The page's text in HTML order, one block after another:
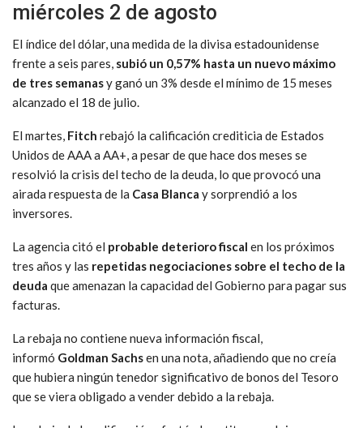
miércoles 2 de agosto
El índice del dólar, una medida de la divisa estadounidense
frente a seis pares, subió un 0,57% hasta un nuevo máximo
de tres semanasy ganó un 3% desde el mínimo de 15 meses
alcanzado el 18 de julio.
El martes, Fitch rebajó la calificación crediticia de Estados
Unidos de AAA a AA+, a pesar de que hace dos meses se
resolvió la crisis del techo de la deuda, lo que provocó una
airada respuesta de la Casa Blanca y sorprendió a los
inversores.
La agencia citó el probable deterioro fiscal en los próximos
tres años y las repetidas negociaciones sobre el techo de la
deuda que amenazan la capacidad del Gobierno para pagar sus
facturas.
La rebaja no contiene nueva información fiscal,
informó Goldman Sachsen una nota, añadiendo que no creía
que hubiera ningún tenedor significativo de bonos del Tesoro
que se viera obligado a vender debido a la rebaja.